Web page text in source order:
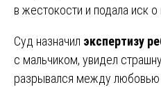
в жестокости и подала иск
Суд назначил экспертизу
с мальчиком, увидел
разрывался между любовью